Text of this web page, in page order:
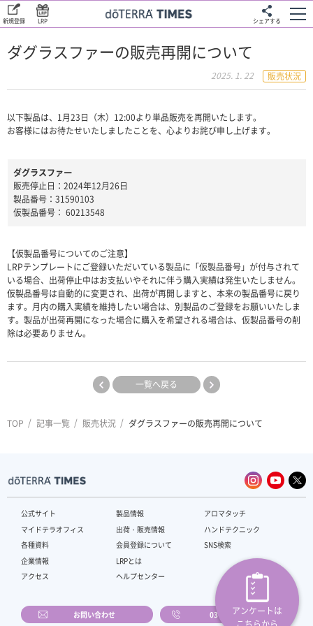
LRP
新規登録 シェアする
ダグラスファーの販売再開について
2025. 1. 22 販売状況
以下製品は、1月23日（木）12:00より単品販売を再開いたします。
お客様にはお待たせいたしましたことを、心よりお詫び申し上げます。
ダグラスファー
販売停止日：2024年12月26日
製品番号：31590103
仮製品番号： 60213548
【仮製品番号についてのご注意】
LRPテンプレートにご登録いただいている製品に「仮製品番号」が付与されて
いる場合、出荷停止中はお支払いやそれに伴う購入実績は発生いたしません。
仮製品番号は自動的に変更され、出荷が再開しますと、本来の製品番号に戻り
ます。月内の購入実績を維持したい場合は、別製品のご登録をお願いいたしま
す。製品が出荷再開になった場合に購入を希望される場合は、仮製品番号の削
除は必要ありません。
一覧へ戻る
TOP 記事一覧 販売状況 ダグラスファーの販売再開について
公式サイト
マイドテラオフィス
各種資料
企業情報
アクセス
製品情報
出荷・販売情報
会員登録について
LRPとは
ヘルプセンター
アロマタッチ
ハンドテクニック
SNS検索
お問い合わせ 03-4589-2610アンケートは